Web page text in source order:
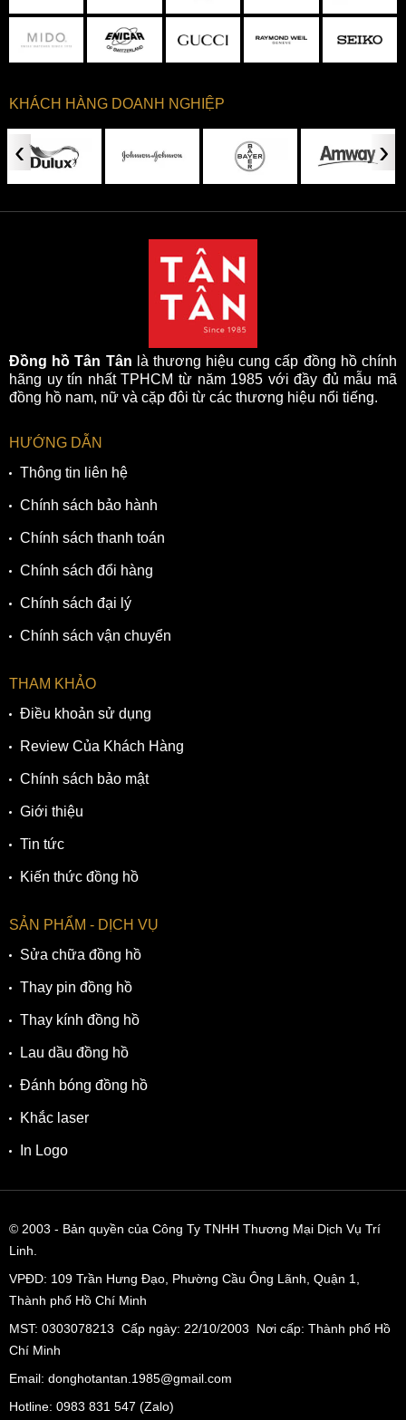
KHÁCH HÀNG DOANH NGHIỆP
‹ ›
Đồng hồ Tân Tân là thương hiệu cung cấp đồng hồ chính
hãng uy tín nhất TPHCM từ năm 1985 với đầy đủ mẫu mã
đồng hồ nam, nữ và cặp đôi từ các thương hiệu nổi tiếng.
HƯỚNG DẪN
Thông tin liên hệ
Chính sách bảo hành
Chính sách thanh toán
Chính sách đổi hàng
Chính sách đại lý
Chính sách vận chuyển
THAM KHẢO
Điều khoản sử dụng
Review Của Khách Hàng
Chính sách bảo mật
Giới thiệu
Tin tức
Kiến thức đồng hồ
SẢN PHẨM - DỊCH VỤ
Sửa chữa đồng hồ
Thay pin đồng hồ
Thay kính đồng hồ
Lau dầu đồng hồ
Đánh bóng đồng hồ
Khắc laser
In Logo
© 2003 - Bản quyền của Công Ty TNHH Thương Mại Dịch Vụ Trí
Linh.
VPĐD: 109 Trần Hưng Đạo, Phường Cầu Ông Lãnh, Quận 1,
Thành phố Hồ Chí Minh
MST: 0303078213 Cấp ngày: 22/10/2003 Nơi cấp: Thành phố Hồ
Chí Minh
Email: donghotantan.1985@gmail.com
Hotline: 0983 831 547 (Zalo)